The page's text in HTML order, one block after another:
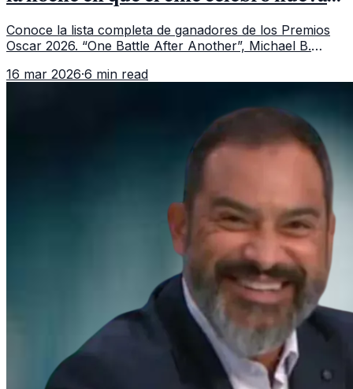
Conoce la lista completa de ganadores de los Premios
Oscar 2026. “One Battle After Another”, Michael B.
protagonistas de la noche.
16 mar 2026·6 min read